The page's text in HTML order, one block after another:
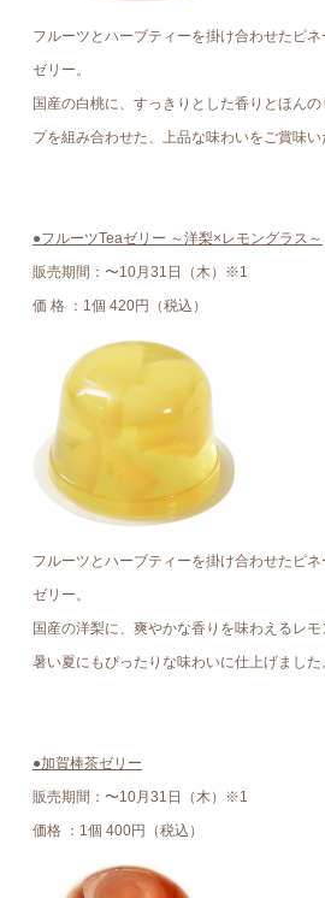
フルーツとハーブティーを掛け合わせたピ
ゼリー。
国産の白桃に、すっきりとした香りとほん
プを組み合わせた、上品な味わいをご賞味い
●フルーツTeaゼリー ～洋梨×レモングラス～
販売期間：〜10月31日（木）※1
価 格 ：1個 420円（税込）
フルーツとハーブティーを掛け合わせたピ
ゼリー。
国産の洋梨に、爽やかな香りを味わえるレモ
暑い夏にもぴったりな味わいに仕上げました
●加賀棒茶ゼリー
販売期間：〜10月31日（木）※1
価格 ：1個 400円（税込）